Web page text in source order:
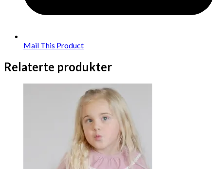
Mail This Product
Relaterte produkter